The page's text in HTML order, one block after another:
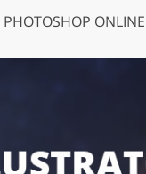
PHOTOSHOP ONLINE